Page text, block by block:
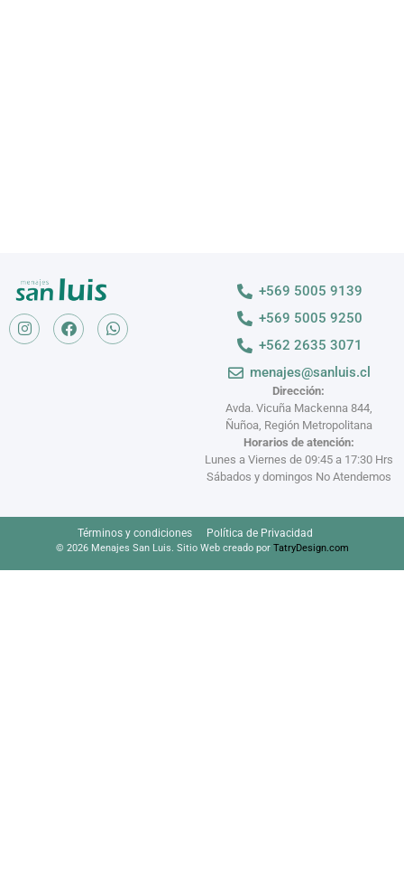
Dirección:
Avda. Vicuña Mackenna 844,
Ñuñoa, Región Metropolitana
Horarios de atención:
Lunes a Viernes de 09:45 a 17:30 Hrs
Sábados y domingos No Atendemos
+569 5005 9139
+569 5005 9250
+562 2635 3071
menajes@sanluis.cl
Términos y condiciones Política de Privacidad
© 2026 Menajes San Luis. Sitio Web creado por TatryDesign.com